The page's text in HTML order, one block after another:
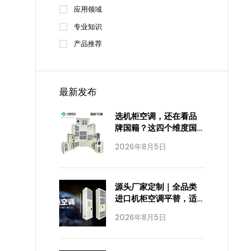
应用领域
专业知识
产品推荐
最新发布
2026年8月5日
选机柜空调，还在看品
牌国籍？这四个维度国
2026年8月5日
源头厂家定制｜全品类
进口机柜空调平替，适